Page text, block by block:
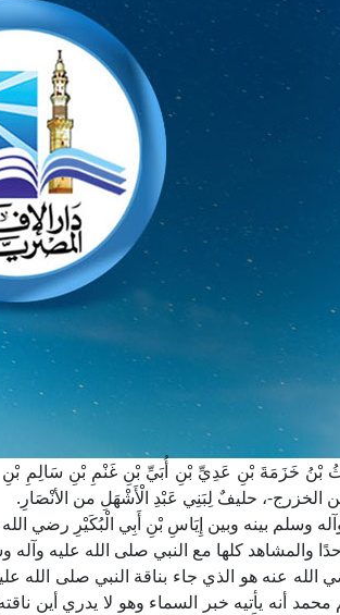
بْنُ خَزَمَةَ بْنِ عَدِيِّ بْنِ أُبَيِّ بْنِ غَنْمِ بْنِ سَالِمِ
الخزرج-، حليفٌ لِبَنِي عَبْدِ الْأَشْهَلِ من الأنْصَارِ.
وسلم بينه وبين إِيَاسِ بْنِ أَبِي الْبُكَيْرِ رضي
والمشاهد كلها مع النبي صلى الله عليه وآله
الله عنه هو الذي جاء بناقة النبي صلى
أنه يأتيه خبر السماء وهو لا يدري أين